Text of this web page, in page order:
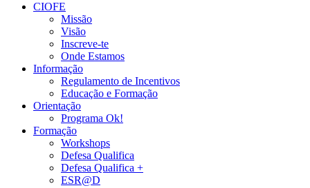
CIOFE
Missão
Visão
Inscreve-te
Onde Estamos
Informação
Regulamento de Incentivos
Educação e Formação
Orientação
Programa Ok!
Formação
Workshops
Defesa Qualifica
Defesa Qualifica +
ESR@D